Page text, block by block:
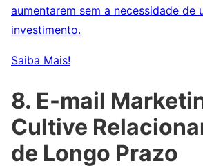
aumentarem sem a necessidade de
investimento.
Saiba Mais!
8. E-mail
Cultive
de Longo Prazo